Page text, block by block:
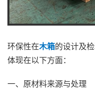
环保性在木箱的设计及
体现在以下方面：
一、原材料来源与处理